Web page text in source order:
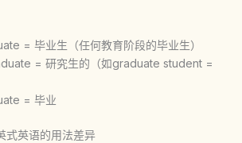
= 毕业生（任何教育阶段的毕业生）
= 研究生的（如graduate student =
= 毕业
式英语的用法差异